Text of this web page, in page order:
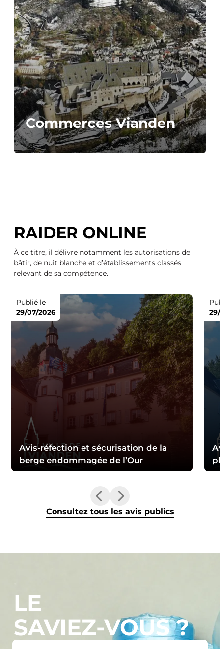
Commerces Vianden
RAIDER ONLINE
À ce titre, il délivre notamment les autorisations de
bâtir, de nuit blanche et d’établissements classés
relevant de sa compétence.
Publié le
29/07/2026
Avis-réfection et sécurisation de la
berge endommagée de l’Our
Consultez tous les avis publics
LE
SAVIEZ-VOUS ?